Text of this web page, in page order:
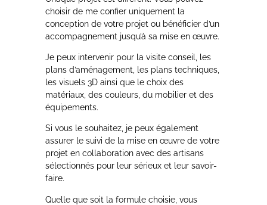
choisir de me confier uniquement la
conception de votre projet ou bénéficier d’un
accompagnement jusqu’à sa mise en œuvre.
Je peux intervenir pour la visite conseil, les
plans d’aménagement, les plans techniques,
les visuels 3D ainsi que le choix des
matériaux, des couleurs, du mobilier et des
équipements.
Si vous le souhaitez, je peux également
assurer le suivi de la mise en œuvre de votre
projet en collaboration avec des artisans
sélectionnés pour leur sérieux et leur savoir-
faire.
Quelle que soit la formule choisie, vous